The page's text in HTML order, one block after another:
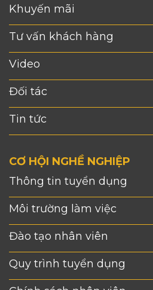
Khuyến mãi
Tư vấn khách hàng
Video
Đối tác
Tin tức
CƠ HỘI NGHỀ NGHIỆP
Thông tin tuyển dụng
Môi trường làm việc
Đào tạo nhân viên
Quy trình tuyển dụng